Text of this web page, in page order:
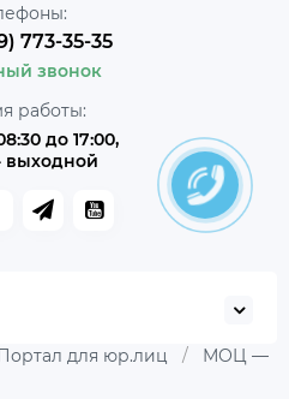
773-35-35
звонок
работы:
до 17:00,
выходной
для юр.лиц /
МОЦ —